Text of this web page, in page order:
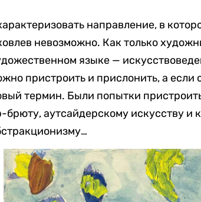
направление, в
невозможно. Как только
языке —
пристроить и прислонить, а если
термин. Были попытки
брюту, аутсайдерскому искусству и